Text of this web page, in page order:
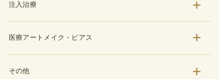
注入治療
医療アートメイク・ピアス
その他